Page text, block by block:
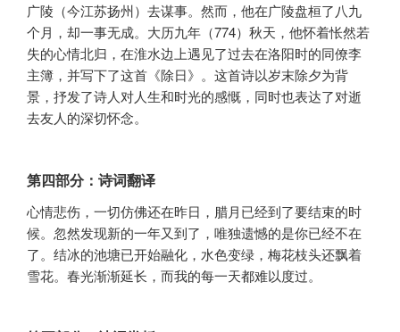
广陵（今江苏扬州）去谋事。然而，他在广陵盘桓了八九
个月，却一事无成。大历九年（774）秋天，他怀着怅然若
失的心情北归，在淮水边上遇见了过去在洛阳时的同僚李
主簿，并写下了这首《除日》。这首诗以岁末除夕为背
景，抒发了诗人对人生和时光的感慨，同时也表达了对逝
去友人的深切怀念。
第四部分：诗词翻译
心情悲伤，一切仿佛还在昨日，腊月已经到了要结束的时
候。忽然发现新的一年又到了，唯独遗憾的是你已经不在
了。结冰的池塘已开始融化，水色变绿，梅花枝头还飘着
雪花。春光渐渐延长，而我的每一天都难以度过。